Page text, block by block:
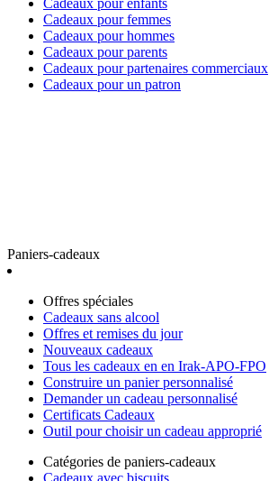
Cadeaux pour enfants
Cadeaux pour femmes
Cadeaux pour hommes
Cadeaux pour parents
Cadeaux pour partenaires commerciaux
Cadeaux pour un patron
Paniers-cadeaux
Offres spéciales
Cadeaux sans alcool
Offres et remises du jour
Nouveaux cadeaux
Tous les cadeaux en en Irak-APO-FPO
Construire un panier personnalisé
Demander un cadeau personnalisé
Certificats Cadeaux
Outil pour choisir un cadeau approprié
Catégories de paniers-cadeaux
Cadeaux avec biscuits